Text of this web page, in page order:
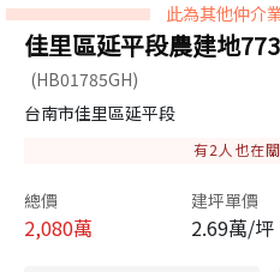
此為其他仲介
佳里區延平段農建地
(HB01785GH)
台南市佳里區延平段
有2 人也在
總價
2,080萬
建坪單價
2.69萬/坪